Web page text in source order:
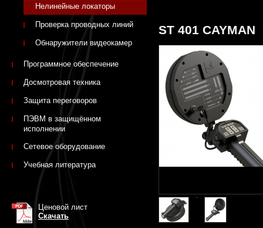
ST 401 CAYMAN
Нелинейные локаторы
Проверка проводных линий
Обнаружители видеокамер
Программное обеспечение
Досмотровая техника
Защита переговоров
ПЭВМ в защищённом
исполнении
Сетевое оборудование
Учебная литература
Ценовой лист
Скачать